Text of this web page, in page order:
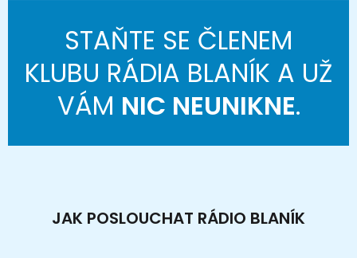
STAŇTE SE ČLENEM
KLUBU RÁDIA BLANÍK A UŽ
VÁM NIC NEUNIKNE.
JAK POSLOUCHAT RÁDIO BLANÍK